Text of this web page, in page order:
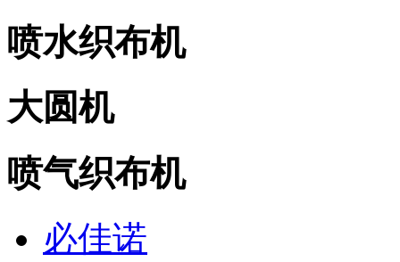
喷水织布机
大圆机
喷气织布机
必佳诺